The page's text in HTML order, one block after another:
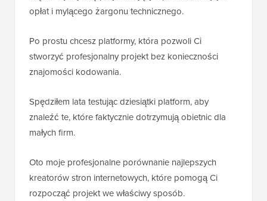
opłat i mylącego żargonu technicznego.
Po prostu chcesz platformy, która pozwoli Ci
stworzyć profesjonalny projekt bez konieczności
znajomości kodowania.
Spędziłem lata testując dziesiątki platform, aby
znaleźć te, które faktycznie dotrzymują obietnic dla
małych firm.
Oto moje profesjonalne porównanie najlepszych
kreatorów stron internetowych, które pomogą Ci
rozpocząć projekt we właściwy sposób.